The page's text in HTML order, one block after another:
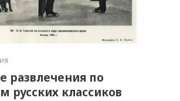
развлечения по
русских классиков